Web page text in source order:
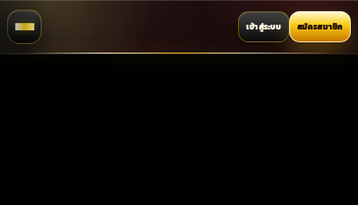
เข้าสู่ระบบ สมัครสมาชิก